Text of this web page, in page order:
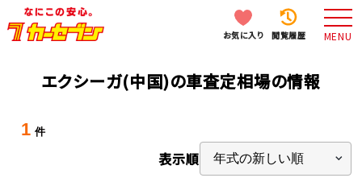
お気に入り 閲覧履歴 MENU
エクシーガ(中国)の車査定相場の情報
1 件
表示順